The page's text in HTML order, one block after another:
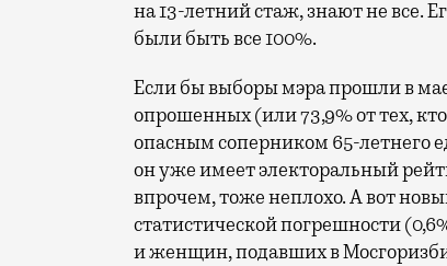
на 13-летний стаж, знают не все.
были быть все 100%.
Если бы выборы мэра прошли в
опрошенных (или 73,9% от тех,
опасным соперником 65-летнего
он уже имеет электоральный
впрочем, тоже неплохо. А вот
статистической погрешности
и женщин, подавших в